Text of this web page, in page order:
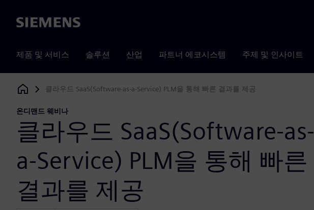
Siemens
제품 및 서비스 솔루션 산업 파트너 에코시스템 주제 및 인사이트
Siemens Digital Industries Software
클라우드 SaaS(Software-as-a-Service) PLM을 통해 빠른 결과를 제공
온디맨드 웨비나
클라우드 SaaS(Software-as-
a-Service) PLM을 통해 빠른
결과를 제공